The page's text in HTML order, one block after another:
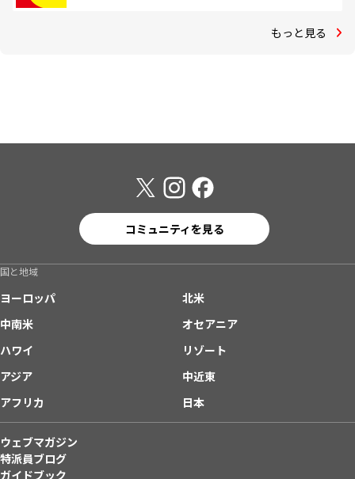
もっと見る
コミュニティを見る
国と地域
ヨーロッパ
北米
中南米
オセアニア
ハワイ
リゾート
アジア
中近東
アフリカ
日本
ウェブマガジン
特派員ブログ
ガイドブック